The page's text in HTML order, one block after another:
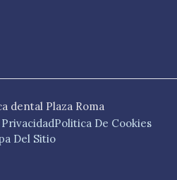
dental Plaza Roma
Politica De Cookies
Del Sitio